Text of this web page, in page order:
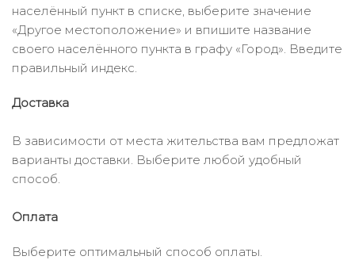
населённый пункт в списке, выберите значение
«Другое местоположение» и впишите название
своего населённого пункта в графу «Город». Введите
правильный индекс.
Доставка
В зависимости от места жительства вам предложат
варианты доставки. Выберите любой удобный
способ.
Оплата
Выберите оптимальный способ оплаты.